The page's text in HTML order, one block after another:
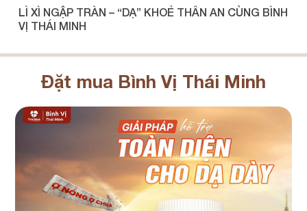
LÌ XÌ NGẬP TRÀN – “DẠ” KHOẺ THÂN AN CÙNG BÌNH
VỊ THÁI MINH
Đặt mua Bình Vị Thái Minh